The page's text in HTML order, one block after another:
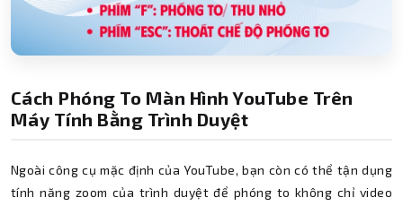
Cách Phóng To Màn Hình YouTube Trên
Máy Tính Bằng Trình Duyệt
Ngoài công cụ mặc định của YouTube, bạn còn có thể tận dụng
tính năng zoom của trình duyệt để phóng to không chỉ video